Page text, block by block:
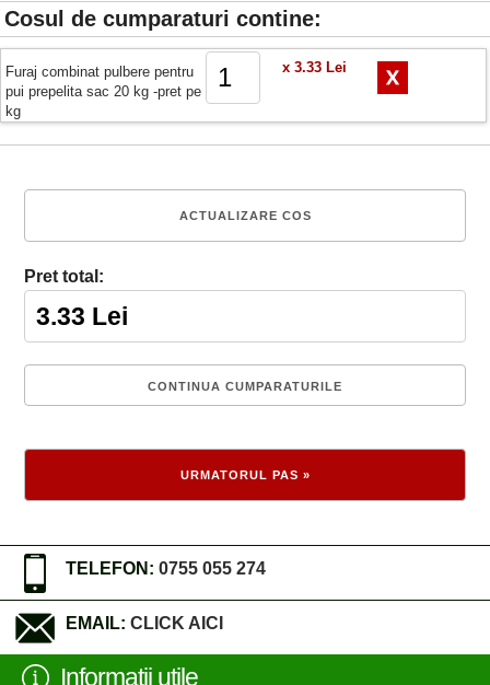
Cosul de cumparaturi contine:
Furaj combinat pulbere pentru
pui prepelita sac 20 kg -pret pe
kg
x 3.33 Lei
Pret total:
TELEFON: 0755 055 274
EMAIL: CLICK AICI
Informatii utile